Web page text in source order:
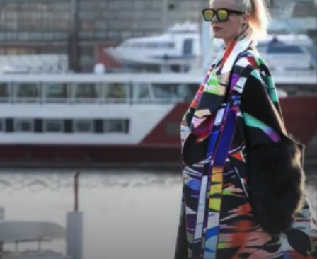
Keresés